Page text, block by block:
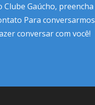
Clube Gaúcho, preencha
Para conversarmos
conversar com você!